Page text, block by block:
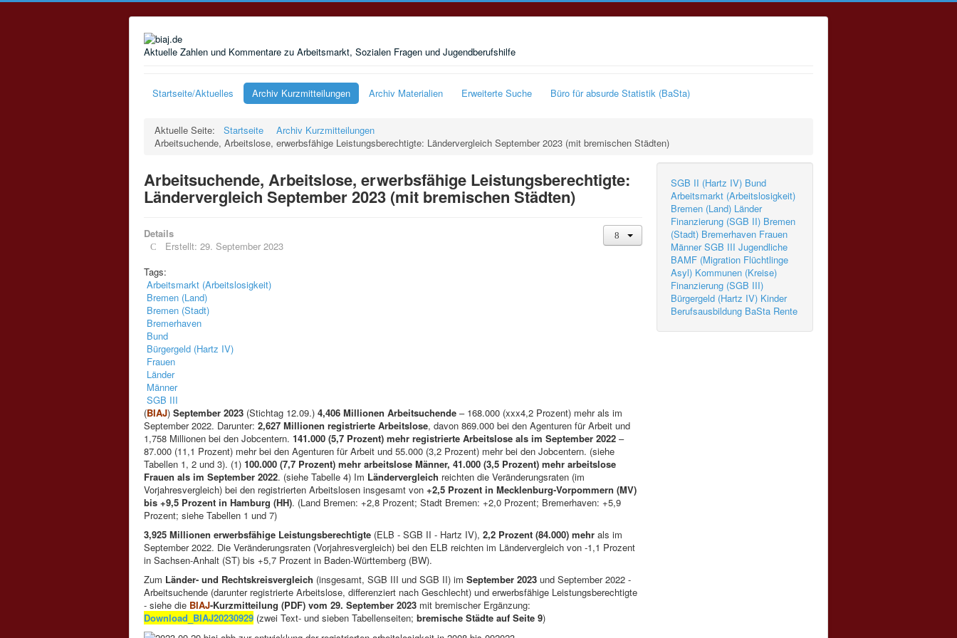
Aktuelle Zahlen und Kommentare zu Arbeitsmarkt, Sozialen Fragen und Jugendberufshilfe
Startseite/Aktuelles Archiv Kurzmitteilungen Archiv Materialien Erweiterte Suche Büro für absurde Statistik (BaSta)
Aktuelle Seite: Startseite
Archiv Kurzmitteilungen
Arbeitsuchende, Arbeitslose, erwerbsfähige Leistungsberechtigte: Ländervergleich September 2023 (mit bremischen Städten)
Arbeitsuchende, Arbeitslose, erwerbsfähige Leistungsberechtigte:
Ländervergleich September 2023 (mit bremischen Städten)
Details
Erstellt: 29. September 2023
Tags:
Arbeitsmarkt (Arbeitslosigkeit)
Bremen (Land)
Bremen (Stadt)
Bremerhaven
Bund
Bürgergeld (Hartz IV)
Frauen
Länder
Männer
SGB III
(BIAJ) September 2023 (Stichtag 12.09.) 4,406 Millionen Arbeitsuchende – 168.000 (xxx4,2 Prozent) mehr als im
September 2022. Darunter: 2,627 Millionen registrierte Arbeitslose, davon 869.000 bei den Agenturen für Arbeit und
1,758 Millionen bei den Jobcentern. 141.000 (5,7 Prozent) mehr registrierte Arbeitslose als im September 2022 –
87.000 (11,1 Prozent) mehr bei den Agenturen für Arbeit und 55.000 (3,2 Prozent) mehr bei den Jobcentern. (siehe
Tabellen 1, 2 und 3). (1) 100.000 (7,7 Prozent) mehr arbeitslose Männer, 41.000 (3,5 Prozent) mehr arbeitslose
Frauen als im September 2022. (siehe Tabelle 4) Im Ländervergleich reichten die Veränderungsraten (im
Vorjahresvergleich) bei den registrierten Arbeitslosen insgesamt von +2,5 Prozent in Mecklenburg-Vorpommern (MV)
bis +9,5 Prozent in Hamburg (HH). (Land Bremen: +2,8 Prozent; Stadt Bremen: +2,0 Prozent; Bremerhaven: +5,9
Prozent; siehe Tabellen 1 und 7)
3,925 Millionen erwerbsfähige Leistungsberechtigte (ELB - SGB II - Hartz IV), 2,2 Prozent (84.000) mehr als im
September 2022. Die Veränderungsraten (Vorjahresvergleich) bei den ELB reichten im Ländervergleich von ‑1,1 Prozent
in Sachsen-Anhalt (ST) bis +5,7 Prozent in Baden-Württemberg (BW).
Zum Länder- und Rechtskreisvergleich (insgesamt, SGB III und SGB II) im September 2023 und September 2022 -
Arbeitsuchende (darunter registrierte Arbeitslose, differenziert nach Geschlecht) und erwerbsfähige Leistungsberechtigte
- siehe die BIAJ-Kurzmitteilung (PDF) vom 29. September 2023 mit bremischer Ergänzung:
Download_BIAJ20230929 (zwei Text- und sieben Tabellenseiten; bremische Städte auf Seite 9)
SGB II (Hartz IV) Bund
Arbeitsmarkt (Arbeitslosigkeit)
Bremen (Land) Länder
Finanzierung (SGB II) Bremen
(Stadt) Bremerhaven Frauen
Männer SGB III Jugendliche
BAMF (Migration Flüchtlinge
Asyl) Kommunen (Kreise)
Finanzierung (SGB III)
Bürgergeld (Hartz IV) Kinder
Berufsausbildung BaSta Rente